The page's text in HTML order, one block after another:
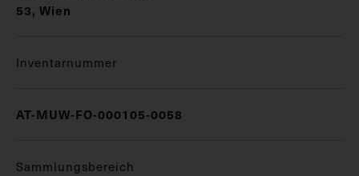
53, Wien
Inventarnummer
AT-MUW-FO-000105-0058
Sammlungsbereich